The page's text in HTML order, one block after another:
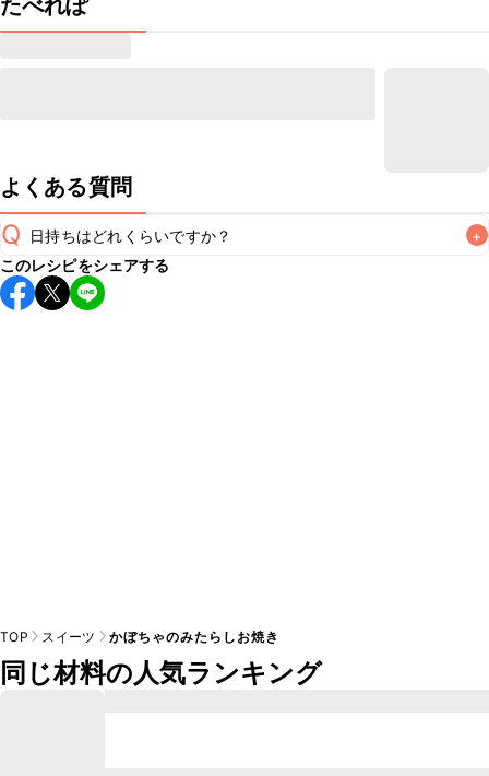
たべれぽ
よくある質問
Q 日持ちはどれくらいですか？ +
保存期間は冷蔵で翌日中が目安です。なるべくお早めにお召
し上がりください。
このレシピをシェアする
TOP スイーツ かぼちゃのみたらしお焼き
同じ材料の人気ランキング